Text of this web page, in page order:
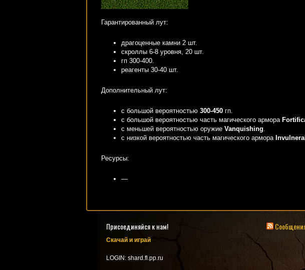
Гарантированный лут:
драгоценные камни 2 шт.
скроллы 6-8 уровня, 20 шт.
гп 300-400.
реагенты 30-40 шт.
Дополнительный лут:
с большой вероятностью 300-450 гп.
c большой вероятностью часть магического армора
с меньшей вероятностью оружие Vanquishing.
с низкой вероятностью часть магического армора
Ресурсы:
—
Присоединяйся к нам!
Скачай и играй
LOGIN: shard.fl.pp.ru